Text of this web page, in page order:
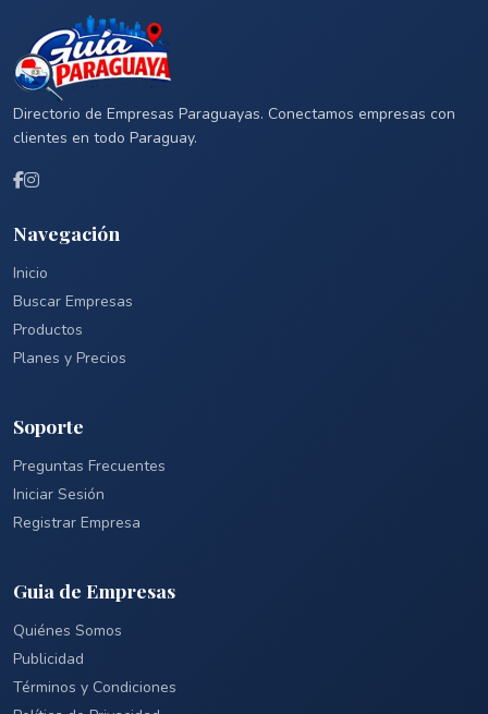
Directorio de Empresas Paraguayas. Conectamos empresas con
clientes en todo Paraguay.
Navegación
Inicio
Buscar Empresas
Productos
Planes y Precios
Soporte
Preguntas Frecuentes
Iniciar Sesión
Registrar Empresa
Guia de Empresas
Quiénes Somos
Publicidad
Términos y Condiciones